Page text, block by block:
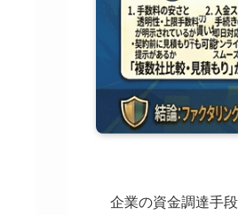
企業の資金調達手